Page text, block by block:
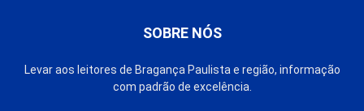
SOBRE NÓS
Levar aos leitores de Bragança Paulista e região, informação
com padrão de excelência.